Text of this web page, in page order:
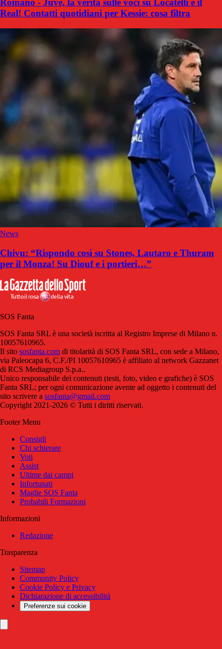
Romano - Juve, la verità sulle voci su Locatelli e il
Real! Contatti quotidiani per Kessie: cosa filtra
News
Chivu: “Rispondo così su Stones, Lautaro e Thuram
per il Monza! Su Diouf e i portieri…”
SOS Fanta
SOS Fanta SRL è una società iscritta al Registro Imprese di Milano n.
10057610965.
Il sito sosfanta.com di titolarità di SOS Fanta SRL, con sede a Milano,
via Paleocapa 6, C.F./PI 10057610965 è affiliato al network Gazzanet
di RCS Mediagroup S.p.a..
Unico responsabile dei contenuti (testi, foto, video e grafiche) è SOS
Fanta SRL; per ogni comunicazione avente ad oggetto i contenuti del
sito scrivere a sosfanta@gmail.com
Copyright 2021-2026 © Tutti i diritti riservati.
Footer Menu
Consigli
Chi schierare
Voti
Assist
Ultime dai campi
Infortunati
Maglie SOS Fanta
Probabili Formazioni
Informazioni
Redazione
Trasparenza
Sitemap
Community Policy
Cookie Policy e Privacy
Dichiarazione di accessibilità
Preferenze sui cookie